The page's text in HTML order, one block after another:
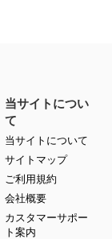
当サイトについ
て
当サイトについて
サイトマップ
ご利用規約
会社概要
カスタマーサポー
ト案内